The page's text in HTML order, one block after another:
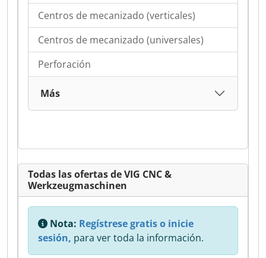
Centros de mecanizado (verticales)
Centros de mecanizado (universales)
Perforación
Más
Todas las ofertas de VIG CNC &
Werkzeugmaschinen
Nota: Regístrese gratis o inicie
sesión, para ver toda la información.